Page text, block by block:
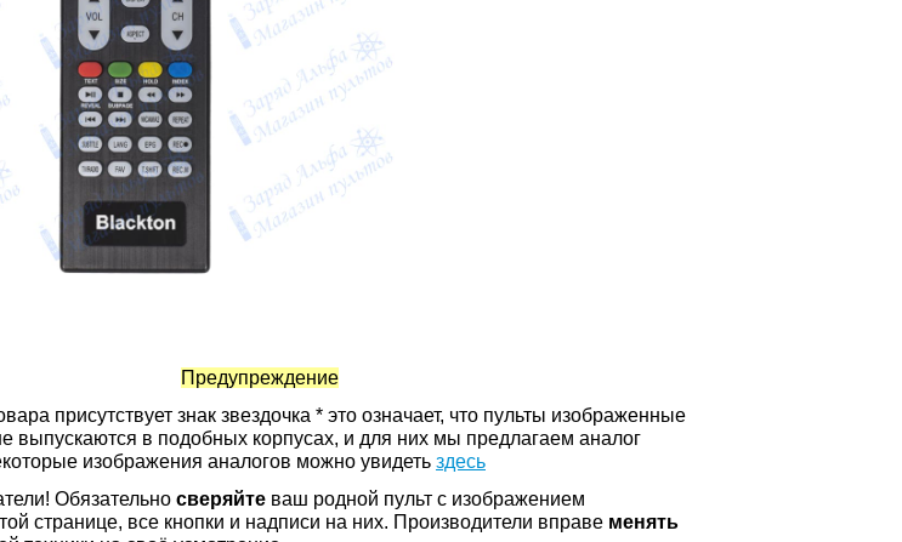
Предупреждение
присутствует знак звездочка * это означает, что пульты изображенные
выпускаются в подобных корпусах, и для них мы предлагаем аналог
изображения аналогов можно увидеть здесь
Обязательно сверяйте ваш родной пульт с изображением
странице, все кнопки и надписи на них. Производители вправе менять